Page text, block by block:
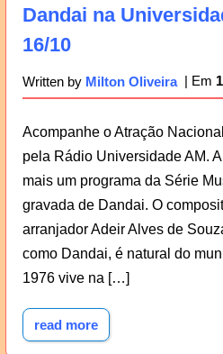
Dandai na
16/10
Written by Milton Oliveira
Acompanhe o Atração
pela Rádio Universidade AM.
mais um programa da Série
gravada de Dandai. O
arranjador Adeir Alves de
como Dandai, é natural do
1976 vive na […]
read more